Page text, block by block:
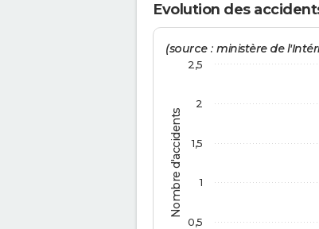
Evolution des
Nombre d'accidents
(source : ministère de
0,5
1
1,5
2
2,5